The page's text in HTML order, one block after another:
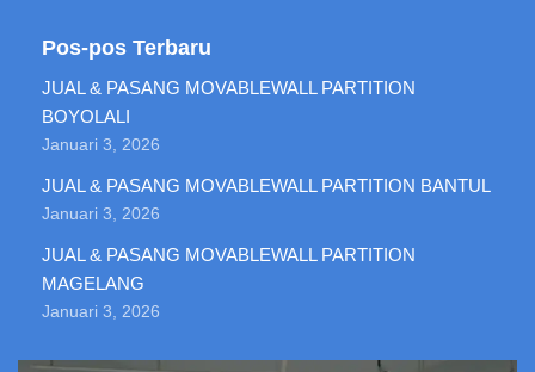
Pos-pos Terbaru
JUAL & PASANG MOVABLEWALL PARTITION
BOYOLALI
Januari 3, 2026
JUAL & PASANG MOVABLEWALL PARTITION BANTUL
Januari 3, 2026
JUAL & PASANG MOVABLEWALL PARTITION
MAGELANG
Januari 3, 2026